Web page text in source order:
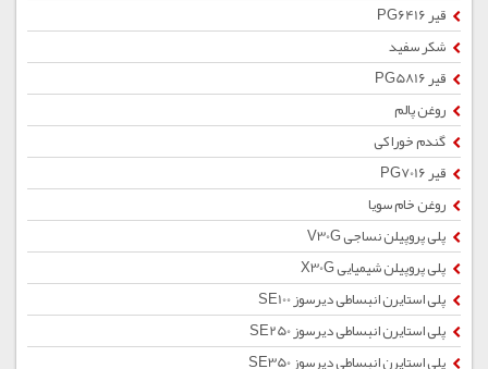
قیر PG6416
شکر سفید
قیر PG5816
روغن پالم
گندم خوراکی
قیر PG7016
روغن خام سویا
پلی پروپیلن نساجی V30G
پلی پروپیلن شیمیایی X30G
پلی استایرن انبساطی دیرسوز SE100
پلی استایرن انبساطی دیرسوز SE250
پلی استایرن انبساطی دیرسوز SE350